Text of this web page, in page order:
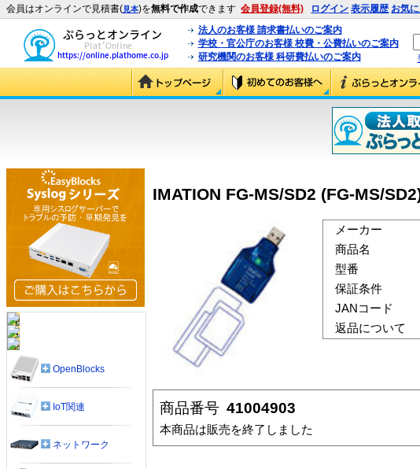
会員はオンラインで見積書(見本)を無料で作成できます 会員登録(無料) ログイン 表示履歴 お気
法人のお客様 請求書払いのご案内
学校・官公庁のお客様 校費・公費払いのご案内
研究機関のお客様 科研費払いのご案内
IMATION FG-MS/SD2 (FG-MS/
メーカー
商品名
型番
保証条件
JANコード
返品について
商品番号 41004903
本商品は販売を終了しました
OpenBlocks
IoT関連
ネットワーク